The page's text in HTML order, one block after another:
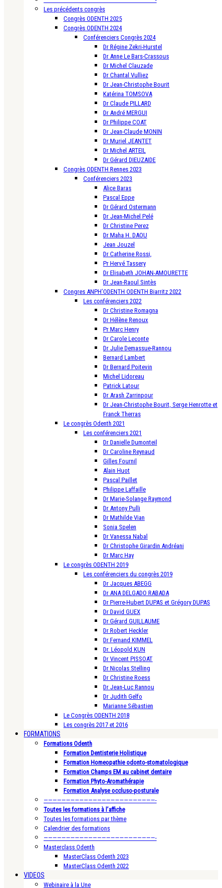
Les précédents congrès
Congrès ODENTH 2025
Congrès ODENTH 2024
Conférenciers Congrès 2024
Dr Régine Zekri-Hurstel
Dr Anne Le Bars-Crassous
Dr Michel Clauzade
Dr Chantal Vulliez
Dr Jean-Christophe Bourit
Katérina TOMSOVA
Dr Claude PILLARD
Dr André MERGUI
Dr Philippe COAT
Dr Jean-Claude MONIN
Dr Muriel JEANTET
Dr Michel ARTEIL
Dr Gérard DIEUZAIDE
Congrès ODENTH Rennes 2023
Conférenciers 2023
Alice Baras
Pascal Eppe
Dr Gérard Ostermann
Dr Jean-Michel Pelé
Dr Christine Perez
Dr Maha H. DAOU
Jean Jouzel
Dr Catherine Rossi,
Pr Hervé Tassery
Dr Elisabeth JOHAN-AMOURETTE
Dr Jean-Raoul Sintès
Congres ANPH’ODENTH ODENTH Biarritz 2022
Les conférenciers 2022
Dr Christine Romagna
Dr Hélène Renoux
Pr Marc Henry
Dr Carole Leconte
Dr Julie Demassue-Rannou
Bernard Lambert
Dr Bernard Poitevin
Michel Lidoreau
Patrick Latour
Dr Arash Zarrinpour
Dr Jean-Christophe Bourit, Serge Henrotte et
Franck Therras
Le congrès Odenth 2021
Les conférenciers 2021
Dr Danielle Dumonteil
Dr Caroline Reynaud
Gilles Fournil
Alain Huot
Pascal Paillet
Philippe Laffaille
Dr Marie-Solange Raymond
Dr Antony Pulli
Dr Mathilde Vian
Sonia Spelen
Dr Vanessa Nabal
Dr Christophe Girardin Andréani
Dr Marc Hay
Le congrès ODENTH 2019
Les conférenciers du congrès 2019
Dr Jacques ABEGG
Dr ANA DELGADO RABADA
Dr Pierre-Hubert DUPAS et Grégory DUPAS
Dr David GUEX
Dr Gérard GUILLAUME
Dr Robert Heckler
Dr Fernand KIMMEL
Dr. Léopold KUN
Dr Vincent PISSOAT
Dr Nicolas Stelling
Dr Christine Roess
Dr Jean-Luc Rannou
Dr Judith Gelfo
Marianne Sébastien
Le Congrès ODENTH 2018
Les congrès 2017 et 2016
FORMATIONS
Formations Odenth
Formation Dentisterie Holistique
Formation Homeopathie odonto-stomatologique
Formation Champs EM au cabinet dentaire
Formation Phyto-Aromathérapie
Formation Analyse occluso-posturale
—————————————————————————-
Toutes les formations à l’affiche
Toutes les formations par thème
Calendrier des formations
—————————————————————————-
Masterclass Odenth
MasterClass Odenth 2023
MasterClass Odenth 2022
VIDEOS
Webinaire à la Une